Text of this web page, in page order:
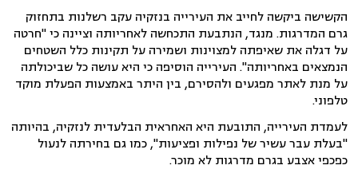
הקשישה ביקשה לחייב את העירייה בנזקיה עקב רשלנות בתחזוק
גרם המדרגות. מנגד, הנתבעת התכחשה לאחריותה וציינה כי "חרטה
על דגלה את שאיפתה למצוינות ושמירה על תקינות כלל השטחים
הנמצאים באחריותה". העירייה הוסיפה כי היא עושה כל שביכולתה
על מנת לאתר מפגעים ולהסירם, בין היתר באמצעות הפעלת מוקד
טלפוני.
לעמדת העירייה, התובעת היא האחראית הבלעדית לנזקיה, בהיותה
"בעלת עבר עשיר של נפילות ופציעות", כמו גם בחירתה לנעול
כפכפי אצבע בגרם מדרגות לא מוכר.